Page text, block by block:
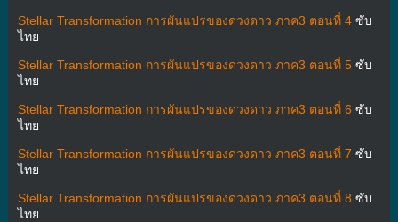
Stellar Transformation การผันแปรของดวงดาว ภาค3 ตอนที่ 4ซับ
ไทย
Stellar Transformation การผันแปรของดวงดาว ภาค3 ตอนที่ 5ซับ
ไทย
Stellar Transformation การผันแปรของดวงดาว ภาค3 ตอนที่ 6 ซับ
ไทย
Stellar Transformation การผันแปรของดวงดาว ภาค3 ตอนที่ 7 ซับ
ไทย
Stellar Transformation การผันแปรของดวงดาว ภาค3 ตอนที่ 8 ซับ
ไทย